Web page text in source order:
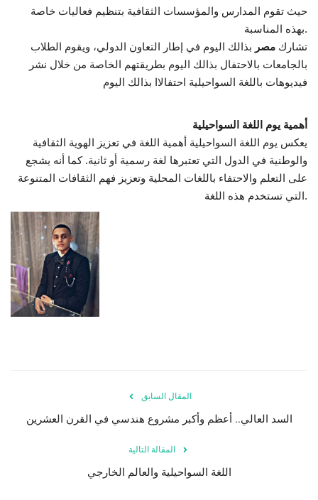
حيث تقوم المدارس والمؤسسات الثقافية بتنظيم فعاليات خاصة
بهذه المناسبة.
تشارك مصر بذالك اليوم في إطار التعاون الدولي، ويقوم الطلاب
بالجامعات بالاحتفال بذالك اليوم بطريقتهم الخاصة من خلال نشر
فيديوهات باللغة السواحيلية احتفالاا بذالك اليوم
أهمية يوم اللغة السواحيلية
يعكس يوم اللغة السواحيلية أهمية اللغة في تعزيز الهوية الثقافية
والوطنية في الدول التي تعتبرها لغة رسمية أو ثانية. كما أنه يشجع
على التعلم والاحتفاء باللغات المحلية وتعزيز فهم الثقافات المتنوعة
التي تستخدم هذه اللغة.
المقال السابق
السد العالي.. أعظم وأكبر مشروع هندسي في القرن العشرين
المقالة التالية
اللغة السواحيلية والعالم الخارجي